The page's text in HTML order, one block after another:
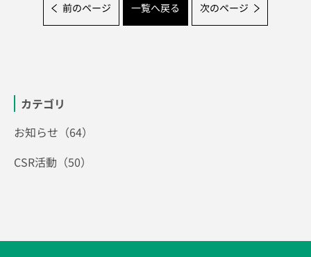
前のページ 一覧へ戻る 次のページ
カテゴリ
お知らせ（64）
CSR活動（50）